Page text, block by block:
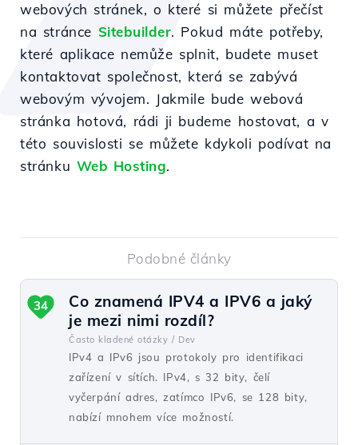
webových stránek, o které si můžete přečíst
na stránce Sitebuilder. Pokud máte potřeby,
které aplikace nemůže splnit, budete muset
kontaktovat společnost, která se zabývá
webovým vývojem. Jakmile bude webová
stránka hotová, rádi ji budeme hostovat, a v
této souvislosti se můžete kdykoli podívat na
stránku Web Hosting.
Podobné články
Co znamená IPV4 a IPV6 a jaký
je mezi nimi rozdíl?
Často kladené otázky / Dev
IPv4 a IPv6 jsou protokoly pro identifikaci
zařízení v sítích. IPv4, s 32 bity, čelí
vyčerpání adres, zatímco IPv6, se 128 bity,
nabízí mnohem více možností.
34